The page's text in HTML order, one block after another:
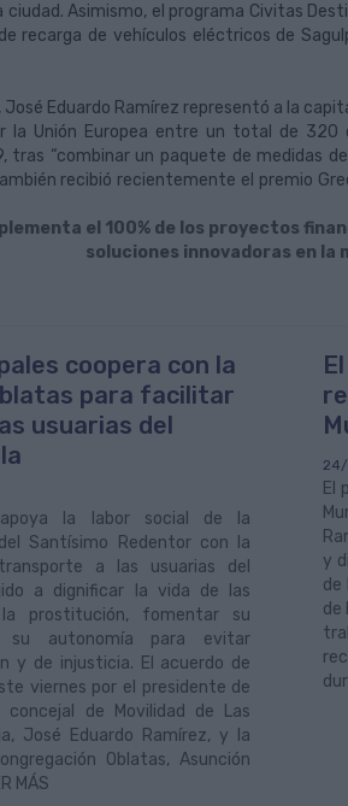
Asimismo, el programa Civitas
recarga de vehículos eléctricos de
José Eduardo Ramírez representó a la
la Unión Europea entre un total de
tras “combinar un paquete de medidas
recibió recientemente el premio
el 100% de los proyectos
soluciones innovadoras en la
coopera con la
para facilitar
usuarias del
apoya la labor social de la
Santísimo Redentor con la
a las usuarias del
a dignificar la vida de las
prostitución, fomentar su
su autonomía para evitar
y de injusticia. El acuerdo de
viernes por el presidente de
concejal de Movilidad de Las
José Eduardo Ramírez, y la
Oblatas, Asunción
MÁS
El
y
de
de